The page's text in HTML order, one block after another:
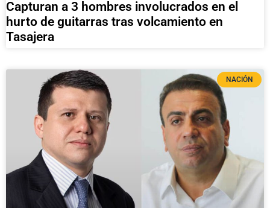
Capturan a 3 hombres involucrados en el
hurto de guitarras tras volcamiento en
Tasajera
NACIÓN